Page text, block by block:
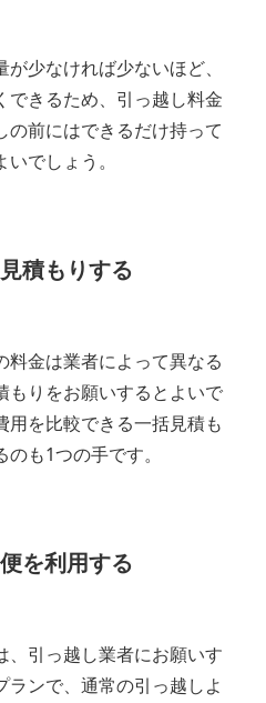
少なければ少ないほど、
できるため、引っ越し料金
の前にはできるだけ持って
でしょう。
積もりする
金は業者によって異なる
もりをお願いするとよいで
用を比較できる一括見積も
も1つの手です。
を利用する
、引っ越し業者にお願いす
ランで、通常の引っ越しよ